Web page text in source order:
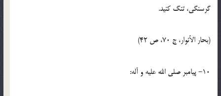
گرسنگى، تنگ كنيد.
(بحار الأنوار، ج 70، ص 42)
10- پيامبر صلى الله عليه و آله: